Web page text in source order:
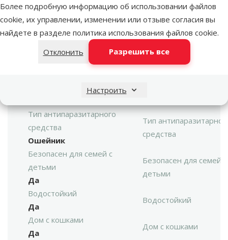
Более подробную информацию об использовании файлов
cookie, их управлении, изменении или отзыве согласия вы
найдете в разделе политика использования файлов cookie.
Отклонить
Разрешить все
Настроить
Большая, Гигантская
Возраст собаки
Щенок, Взрослая
собака, Пожилая
Возраст собаки
Тип антипаразитарного
средства
Ошейник
Тип
средства
Безопасен для семей с
детьми
Да
Безопасен для семей с
детьми
Водостойкий
Да
Водостойкий
Дом с кошками
Да
Дом с кошками